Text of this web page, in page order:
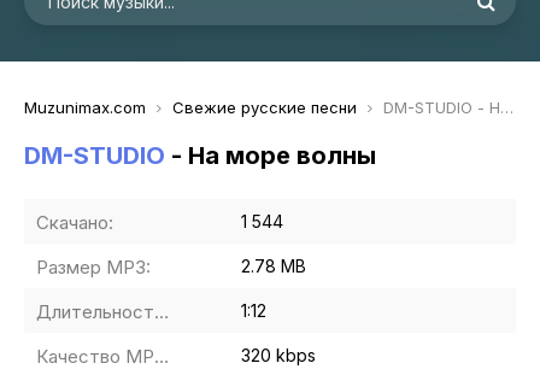
Muzunimax.com Свежие русские песни DM-STUDIO - На море волны
DM-STUDIO - На море волны
Скачано: 1 544
Размер MP3: 2.78 MB
Длительность MP3: 1:12
Качество MP3: 320 kbps